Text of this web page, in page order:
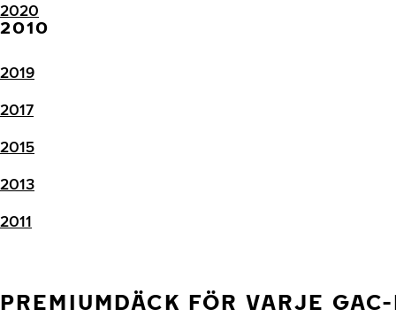
2020
2010
2019
2017
2015
2013
2011
PREMIUMDÄCK FÖR VARJE